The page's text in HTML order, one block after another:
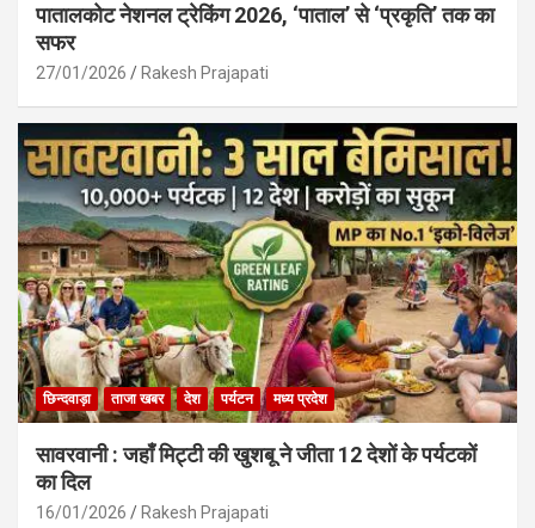
पातालकोट नेशनल ट्रेकिंग 2026, ‘पाताल’ से ‘प्रकृति’ तक का
सफर
27/01/2026 Rakesh Prajapati
छिन्दवाड़ा ताजा खबर देश पर्यटन मध्य प्रदेश
सावरवानी : जहाँ मिट्टी की खुशबू ने जीता 12 देशों के पर्यटकों
का दिल
16/01/2026 Rakesh Prajapati